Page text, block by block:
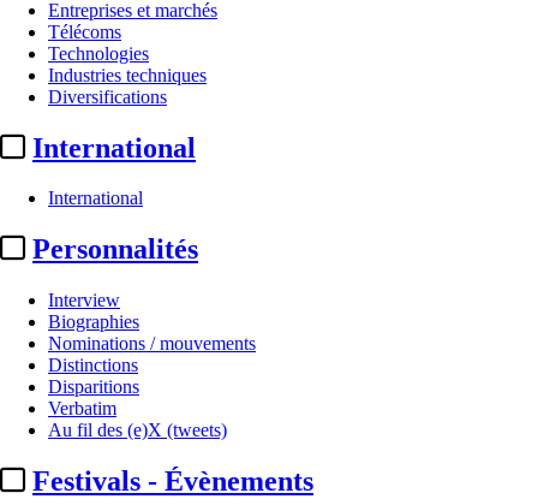
Entreprises et marchés
Télécoms
Technologies
Industries techniques
Diversifications
International
International
Personnalités
Interview
Biographies
Nominations / mouvements
Distinctions
Disparitions
Verbatim
Au fil des (e)X (tweets)
Festivals - Évènements